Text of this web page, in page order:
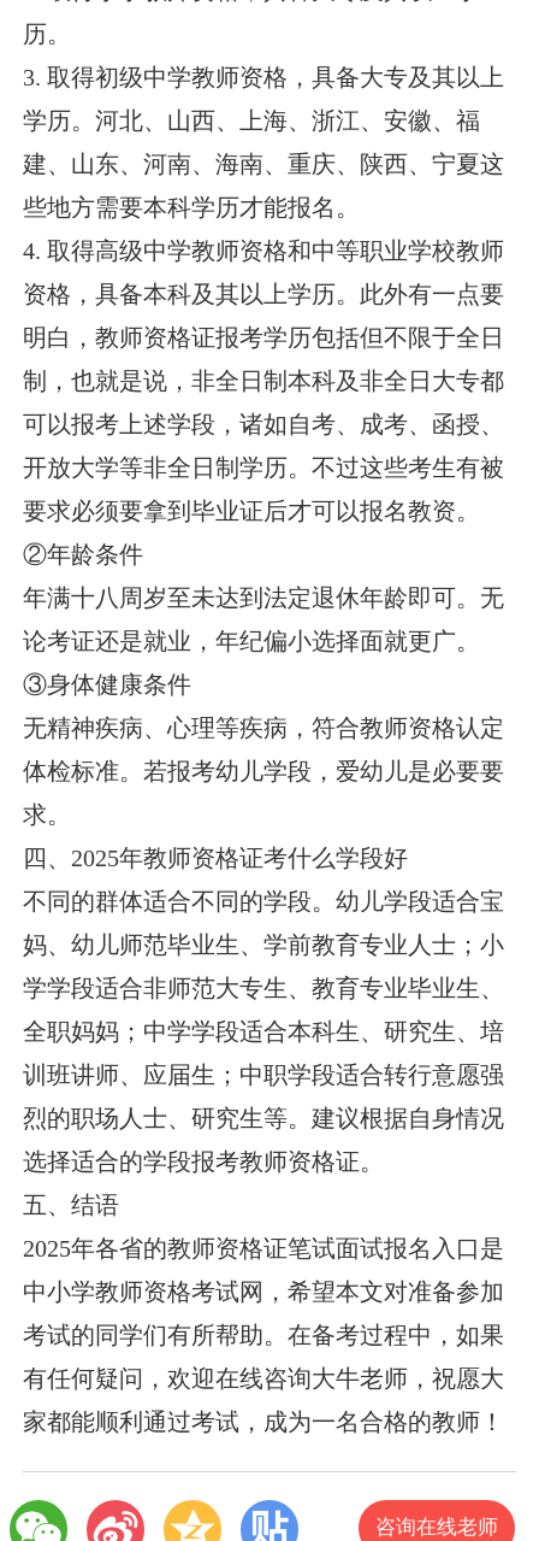
历。
3. 取得初级中学教师资格，具备大专及其以上
学历。河北、山西、上海、浙江、安徽、福
建、山东、河南、海南、重庆、陕西、宁夏这
些地方需要本科学历才能报名。
4. 取得高级中学教师资格和中等职业学校教师
资格，具备本科及其以上学历。此外有一点要
明白，教师资格证报考学历包括但不限于全日
制，也就是说，非全日制本科及非全日大专都
可以报考上述学段，诸如自考、成考、函授、
开放大学等非全日制学历。不过这些考生有被
要求必须要拿到毕业证后才可以报名教资。
②年龄条件
年满十八周岁至未达到法定退休年龄即可。无
论考证还是就业，年纪偏小选择面就更广。
③身体健康条件
无精神疾病、心理等疾病，符合教师资格认定
体检标准。若报考幼儿学段，爱幼儿是必要要
求。
四、2025年教师资格证考什么学段好
不同的群体适合不同的学段。幼儿学段适合宝
妈、幼儿师范毕业生、学前教育专业人士；小
学学段适合非师范大专生、教育专业毕业生、
全职妈妈；中学学段适合本科生、研究生、培
训班讲师、应届生；中职学段适合转行意愿强
烈的职场人士、研究生等。建议根据自身情况
选择适合的学段报考教师资格证。
五、结语
2025年各省的教师资格证笔试面试报名入口是
中小学教师资格考试网，希望本文对准备参加
考试的同学们有所帮助。在备考过程中，如果
有任何疑问，欢迎在线咨询大牛老师，祝愿大
家都能顺利通过考试，成为一名合格的教师！
咨询在线老师